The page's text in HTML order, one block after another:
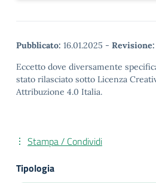
Pubblicato: 16.01.2025 - Revisione:
Eccetto dove diversamente
stato rilasciato sotto Licenza
Attribuzione 4.0 Italia.
Stampa / Condividi
Tipologia